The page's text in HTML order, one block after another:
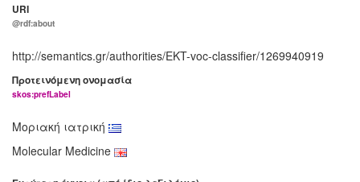
URI
@rdf:about
http://semantics.gr/authorities/EKT-voc-classifier/1269940919
Προτεινόμενη ονομασία
skos:prefLabel
Μοριακή ιατρική
Molecular Medicine